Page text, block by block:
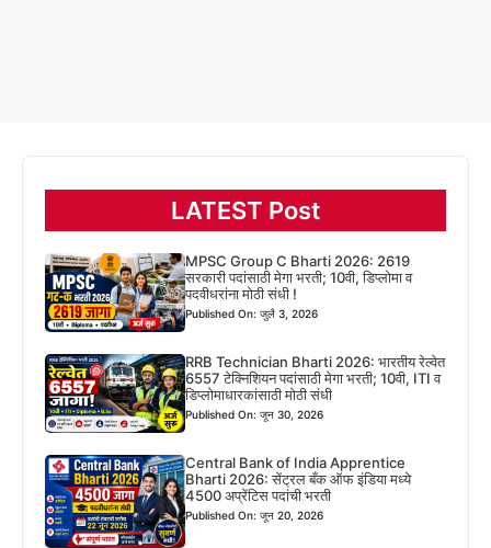
LATEST Post
MPSC Group C Bharti 2026: 2619
सरकारी पदांसाठी मेगा भरती; 10वी, डिप्लोमा व
पदवीधरांना मोठी संधी !
Published On: जुलै 3, 2026
RRB Technician Bharti 2026: भारतीय रेल्वेत
6557 टेक्निशियन पदांसाठी मेगा भरती; 10वी, ITI व
डिप्लोमाधारकांसाठी मोठी संधी
Published On: जून 30, 2026
Central Bank of India Apprentice
Bharti 2026: सेंट्रल बँक ऑफ इंडिया मध्ये
4500 अप्रेंटिस पदांची भरती
Published On: जून 20, 2026